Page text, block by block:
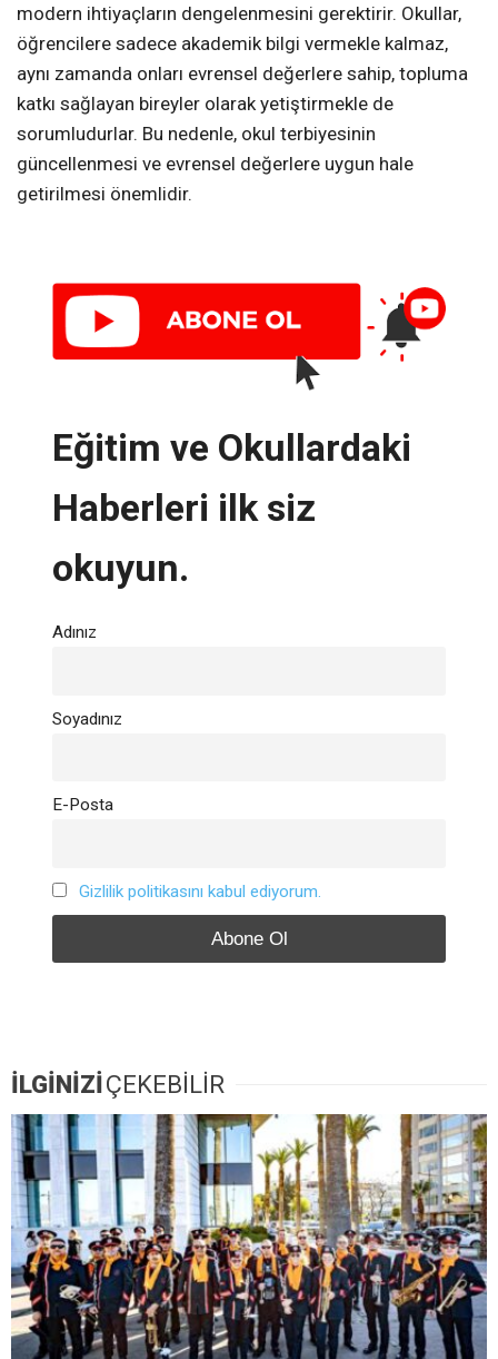
modern ihtiyaçların dengelenmesini gerektirir. Okullar,
öğrencilere sadece akademik bilgi vermekle kalmaz,
aynı zamanda onları evrensel değerlere sahip, topluma
katkı sağlayan bireyler olarak yetiştirmekle de
sorumludurlar. Bu nedenle, okul terbiyesinin
güncellenmesi ve evrensel değerlere uygun hale
getirilmesi önemlidir.
Eğitim ve Okullardaki
Haberleri ilk siz
okuyun.
Adınız
Soyadınız
E-Posta
Gizlilik politikasını kabul ediyorum.
İLGİNİZİ ÇEKEBİLİR